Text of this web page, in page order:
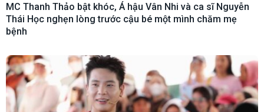
MC Thanh Thảo bật khóc, Á hậu Vân Nhi và ca sĩ Nguyễn
Thái Học nghẹn lòng trước cậu bé một mình chăm mẹ
bệnh